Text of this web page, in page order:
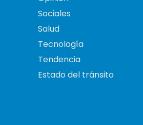
Sociales
Salud
Tecnología
Tendencia
Estado del tránsito